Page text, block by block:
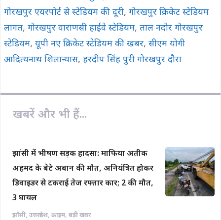
गोरखपुर एयरपोर्ट से स्टेडियम की दूरी, गोरखपुर क्रिकेट स्टेडियम
लागत, गोरखपुर वाराणसी हाईवे स्टेडियम, ताल नदोर गोरखपुर
स्टेडियम, यूपी नए क्रिकेट स्टेडियम की खबर, सीएम योगी
आदित्यनाथ शिलान्यास, हरदीप सिंह पुरी गोरखपुर दौरा
खबरें और भी हैं...
झांसी में भीषण सड़क हादसा: माफिया अतीक
अहमद के बेटे अबान की मौत, अनियंत्रित होकर
डिवाइडर से टकराई तेज रफ्तार कार; 2 की मौत,
3 घायल
झाँसी, उत्तरप्रदेश, क्राइम, बड़ी खबर